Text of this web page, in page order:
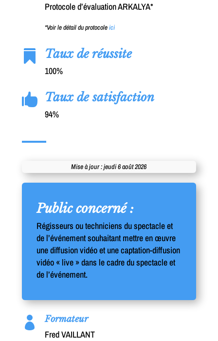
Protocole d’évaluation ARKALYA*
*Voir le détail du protocoleici
 Taux de réussite
100%
 Taux de satisfaction
94%
Mise à jour : jeudi 6 août 2026
Public concerné :
Régisseurs ou techniciens du spectacle et
de l’événement souhaitant mettre en œuvre
une diffusion vidéo et une captation-diffusion
vidéo « live » dans le cadre du spectacle et
de l’événement.
 Formateur
Fred VAILLANT